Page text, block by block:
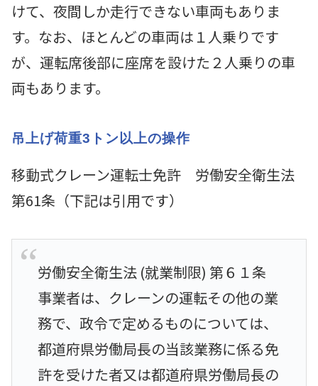
けて、夜間しか走行できない車両もありま
す。なお、ほとんどの車両は１人乗りです
が、運転席後部に座席を設けた２人乗りの車
両もあります。
吊上げ荷重3トン以上の操作
移動式クレーン運転士免許 労働安全衛生法
第61条（下記は引用です）
労働安全衛生法 (就業制限) 第６１条
事業者は、クレーンの運転その他の業
務で、政令で定めるものについては、
都道府県労働局長の当該業務に係る免
許を受けた者又は都道府県労働局長の